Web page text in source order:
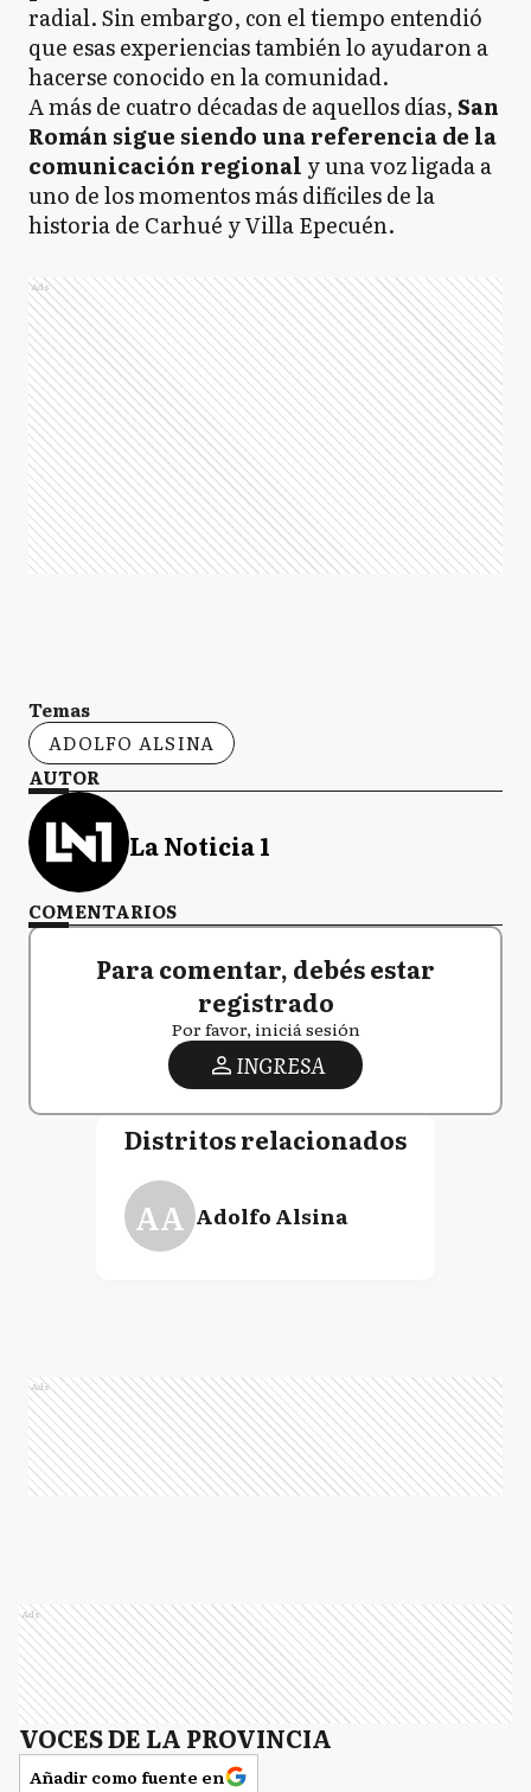
radial. Sin embargo, con el tiempo entendió
que esas experiencias también lo ayudaron a
hacerse conocido en la comunidad.
A más de cuatro décadas de aquellos días,San
Román sigue siendo una referencia de la
comunicación regional y una voz ligada a
uno de los momentos más difíciles de la
historia de Carhué y Villa Epecuén.
Ads
Temas
ADOLFO ALSINA
AUTOR
La Noticia 1
COMENTARIOS
Para comentar, debés estar
registrado
Por favor, iniciá sesión
INGRESA
Distritos relacionados
AA Adolfo Alsina
Ads
Ads
VOCES DE LA PROVINCIA
Añadir como fuente en